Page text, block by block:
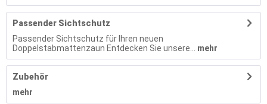
Passender Sichtschutz
Passender Sichtschutz für Ihren neuen
Doppelstabmattenzaun Entdecken Sie unsere...
mehr
Zubehör
mehr